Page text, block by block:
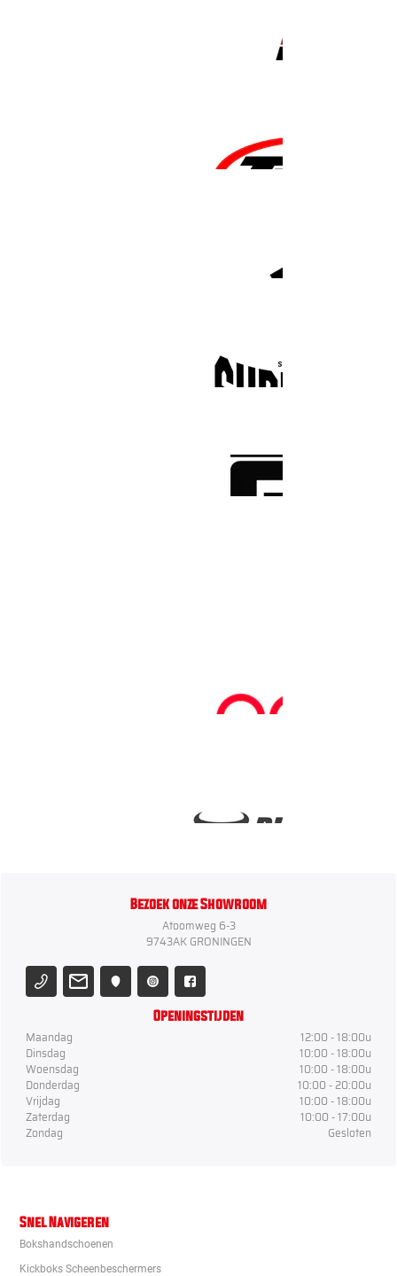
Bezoek onze Showroom
Atoomweg 6-3
9743AK GRONINGEN
Openingstijden
Maandag
12:00 - 18:00u
Dinsdag
10:00 - 18:00u
Woensdag
10:00 - 18:00u
Donderdag
10:00 - 20:00u
Vrijdag
10:00 - 18:00u
Zaterdag
10:00 - 17:00u
Zondag
Gesloten
Snel Navigeren
Bokshandschoenen
Kickboks Scheenbeschermers